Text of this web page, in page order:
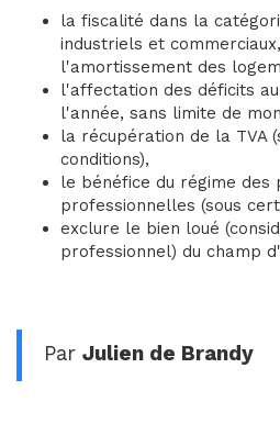
la fiscalité dans la
industriels et
l'amortissement des
l'affectation des déficits
l'année, sans limite de
la récupération de la TVA
conditions),
le bénéfice du régime des
professionnelles (sous
exclure le bien loué
professionnel) du champ
Par Julien de Brandy